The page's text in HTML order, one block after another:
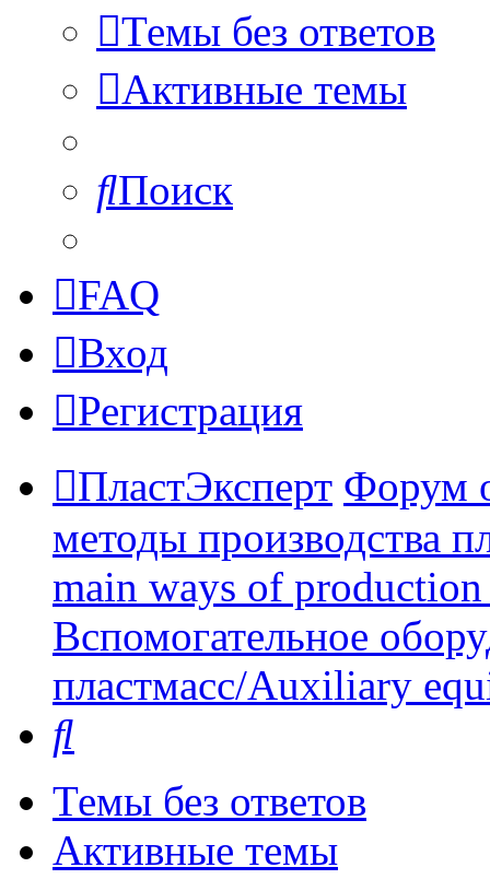
Темы без ответов
Активные темы
Поиск
FAQ
Вход
Регистрация
ПластЭксперт Форум
методы производства
main ways of
Вспомогательное
пластмасс/Auxiliary
Темы без ответов
Активные темы